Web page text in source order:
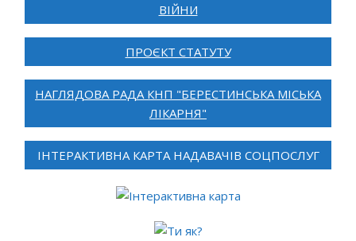
ВІЙНИ
ПРОЄКТ СТАТУТУ
НАГЛЯДОВА РАДА КНП "БЕРЕСТИНСЬКА МІСЬКА
ЛІКАРНЯ"
ІНТЕРАКТИВНА КАРТА НАДАВАЧІВ СОЦПОСЛУГ